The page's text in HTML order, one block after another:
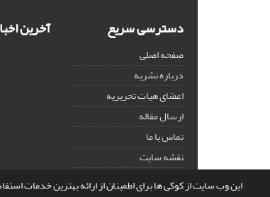
این وب سایت از کوکی ها برای اطمینان از ارائه بهترین خدمات
دسترسی سریع
صفحه اصلی
درباره نشریه
اعضای هیات تحریریه
ارسال مقاله
تماس با ما
نقشه سایت
آخرین
©